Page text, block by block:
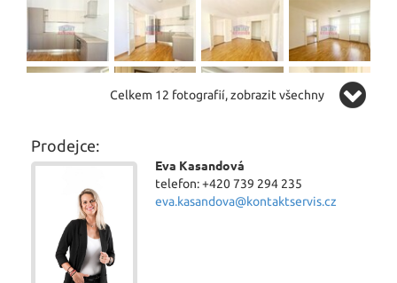
Celkem 12 fotografií, zobrazit všechny
Prodejce:
Eva Kasandová
telefon: +420 739 294 235
eva.kasandova@kontaktservis.cz